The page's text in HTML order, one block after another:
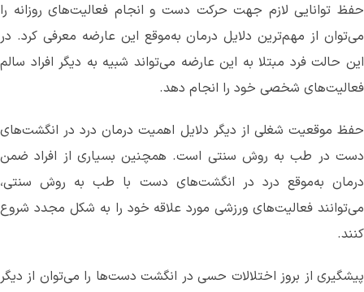
حفظ توانایی لازم جهت حرکت دست و انجام فعالیت‌های روزانه را
می‌توان از مهم‌ترین دلایل درمان به‌موقع این عارضه معرفی کرد. در
این حالت فرد مبتلا به این عارضه می‌‌تواند شبیه به دیگر افراد سالم
فعالیت‌های شخصی خود را انجام دهد.
حفظ موقعیت شغلی‌ از دیگر دلایل اهمیت درمان درد در انگشت‌های
دست در طب به روش سنتی است. همچنین بسیاری از افراد ضمن
درمان به‌موقع درد در انگشت‌های دست با طب به روش سنتی،
می‌توانند فعالیت‌های ورزشی‌ مورد علاقه خود را به شکل مجدد شروع
کنند.
پیشگیری از بروز اختلالات حسی در انگشت دست‌ها را می‌توان از دیگر